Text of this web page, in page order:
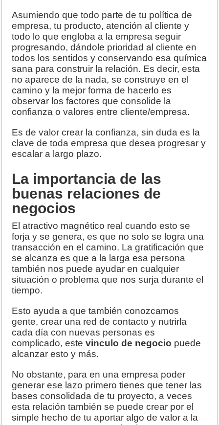
Asumiendo que todo parte de tu política de
empresa, tu producto, atención al cliente y
todo lo que engloba a la empresa seguir
progresando, dándole prioridad al cliente en
todos los sentidos y conservando esa química
sana para construir la relación. Es decir, esta
no aparece de la nada, se construye en el
camino y la mejor forma de hacerlo es
observar los factores que consolide la
confianza o valores entre cliente/empresa.
Es de valor crear la confianza, sin duda es la
clave de toda empresa que desea progresar y
escalar a largo plazo.
La importancia de las
buenas relaciones de
negocios
El atractivo magnético real cuando esto se
forja y se genera, es que no solo se logra una
transacción en el camino. La gratificación que
se alcanza es que a la larga esa persona
también nos puede ayudar en cualquier
situación o problema que nos surja durante el
tiempo.
Esto ayuda a que también conozcamos
gente, crear una red de contacto y nutrirla
cada día con nuevas personas es
complicado, estevinculo de negocio puede
alcanzar esto y más.
No obstante, para en una empresa poder
generar ese lazo primero tienes que tener las
bases consolidada de tu proyecto, a veces
esta relación también se puede crear por el
simple hecho de tu aportar algo de valor a la